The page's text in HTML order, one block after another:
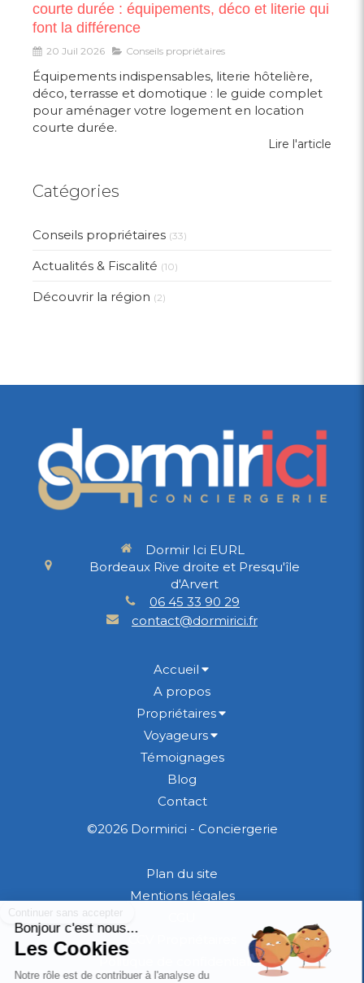
courte durée : équipements, déco et literie qui
font la différence
20 Juil 2026 Conseils propriétaires
Équipements indispensables, literie hôtelière,
déco, terrasse et domotique : le guide complet
pour aménager votre logement en location
courte durée.
Lire l'article
Catégories
Conseils propriétaires (33)
Actualités & Fiscalité (10)
Découvrir la région (2)
Dormir Ici EURL
Bordeaux Rive droite et Presqu'île
d'Arvert
06 45 33 90 29
contact@dormirici.fr
Accueil
A propos
Propriétaires
Voyageurs
Témoignages
Blog
Contact
©2026 Dormirici - Conciergerie
Plan du site
Mentions légales
Politique de confidentialité